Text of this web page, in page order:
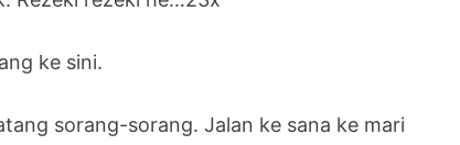
ke sini.
sorang-sorang. Jalan ke sana ke mari